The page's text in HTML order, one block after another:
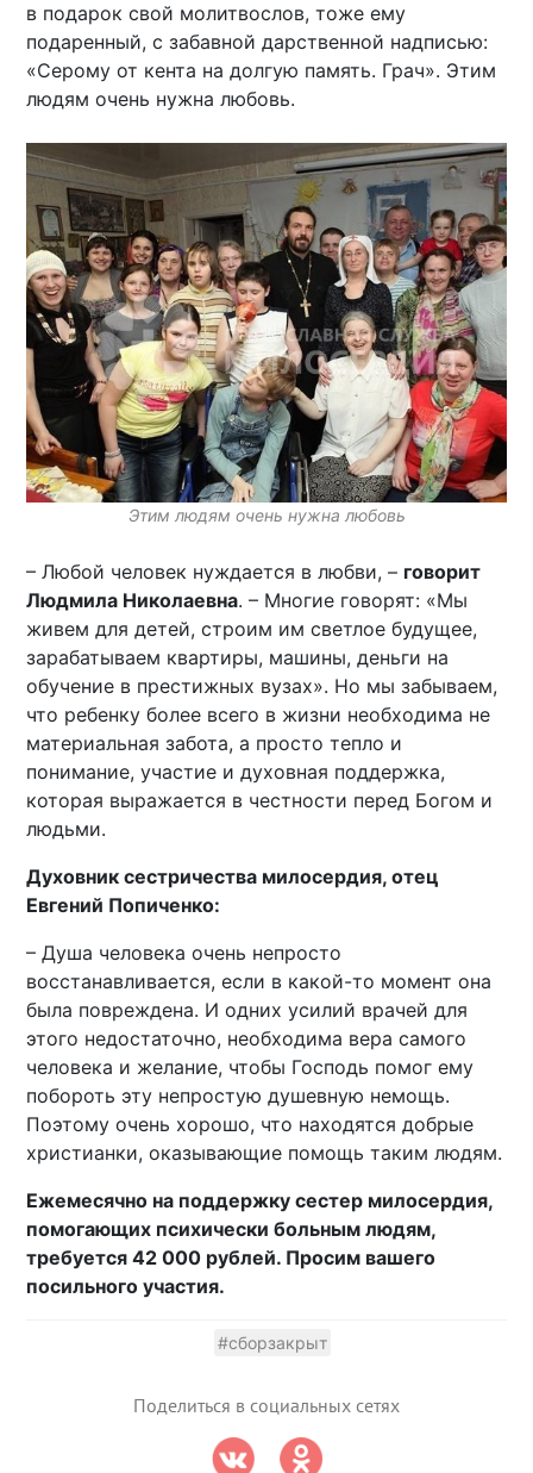
в подарок свой молитвослов, тоже ему
подаренный, с забавной дарственной надписью:
«Серому от кента на долгую память. Грач». Этим
людям очень нужна любовь.
Этим людям очень нужна любовь
– Любой человек нуждается в любви, – говорит
Людмила Николаевна. – Многие говорят: «Мы
живем для детей, строим им светлое будущее,
зарабатываем квартиры, машины, деньги на
обучение в престижных вузах». Но мы забываем,
что ребенку более всего в жизни необходима не
материальная забота, а просто тепло и
понимание, участие и духовная поддержка,
которая выражается в честности перед Богом и
людьми.
Духовник сестричества милосердия, отец
Евгений Попиченко:
– Душа человека очень непросто
восстанавливается, если в какой-то момент она
была повреждена. И одних усилий врачей для
этого недостаточно, необходима вера самого
человека и желание, чтобы Господь помог ему
побороть эту непростую душевную немощь.
Поэтому очень хорошо, что находятся добрые
христианки, оказывающие помощь таким людям.
Ежемесячно на поддержку сестер милосердия,
помогающих психически больным людям,
требуется 42 000 рублей. Просим вашего
посильного участия.
#сборзакрыт
Поделиться в социальных сетях